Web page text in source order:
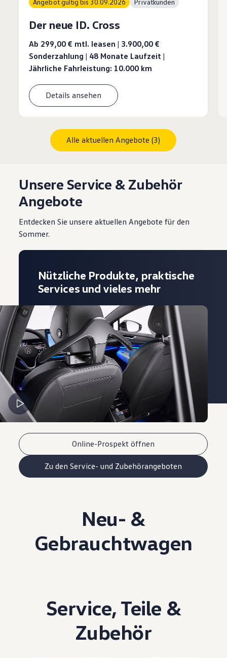
Angebot gültig bis 30.09.2026 Privatkunden
Der neue ID. Cross
Ab 299,00 € mtl. leasen | 3.900,00 €
Sonderzahlung | 48 Monate Laufzeit |
Jährliche Fahrleistung: 10.000 km
Details ansehen
Alle aktuellen Angebote (3)
Unsere Service & Zubehör
Angebote
Entdecken Sie unsere aktuellen Angebote für den
Sommer.
Online-Prospekt öffnen
Zu den Service- und Zubehörangeboten
Nützliche Produkte, praktische
Services und vieles mehr
Neu- &
Gebrauchtwagen
Service, Teile &
Zubehör